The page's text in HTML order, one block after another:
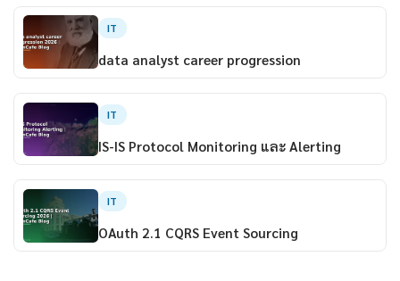
IT
data analyst career progression
IT
IS-IS Protocol Monitoring และ Alerting
IT
OAuth 2.1 CQRS Event Sourcing